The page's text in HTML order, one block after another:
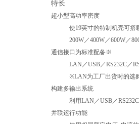
特长
超小型高功率密度
使19英寸的特制机壳可搭载
200W／400W／600W／
通信接口为标准配备※
LAN／USB／RS232C／
※LAN为工厂出货时的选
构建多输出系统
利用LAN／USB／RS232C／
并联运行功能